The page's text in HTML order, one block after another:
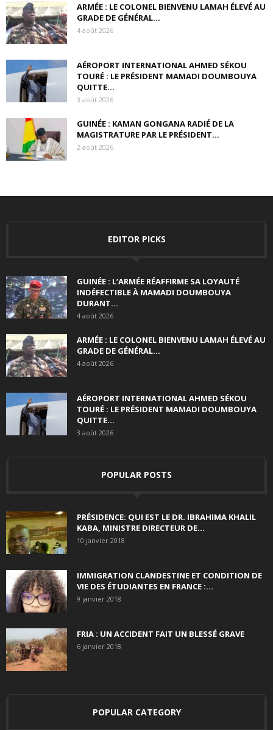
ARMÉE : LE COLONEL BIENVENU LAMAH ÉLEVÉ AU
GRADE DE GÉNÉRAL...
4 août 2026
AÉROPORT INTERNATIONAL AHMED SÉKOU
TOURÉ : LE PRÉSIDENT MAMADI DOUMBOUYA
QUITTE...
3 août 2026
GUINÉE : KAMAN GONGANA RADIÉ DE LA
MAGISTRATURE PAR LE PRÉSIDENT...
2 août 2026
EDITOR PICKS
GUINÉE : L’ARMÉE RÉAFFIRME SA LOYAUTÉ
INDÉFECTIBLE À MAMADI DOUMBOUYA
DURANT...
4 août 2026
ARMÉE : LE COLONEL BIENVENU LAMAH ÉLEVÉ AU
GRADE DE GÉNÉRAL...
4 août 2026
AÉROPORT INTERNATIONAL AHMED SÉKOU
TOURÉ : LE PRÉSIDENT MAMADI DOUMBOUYA
QUITTE...
3 août 2026
POPULAR POSTS
PRÉSIDENCE: QUI EST LE DR. IBRAHIMA KHALIL
KABA, MINISTRE DIRECTEUR DE...
10 janvier 2018
IMMIGRATION CLANDESTINE ET CONDITION DE
VIE DES ÉTUDIANTES EN FRANCE :...
9 janvier 2018
FRIA : UN ACCIDENT FAIT UN BLESSÉ GRAVE
6 janvier 2018
POPULAR CATEGORY